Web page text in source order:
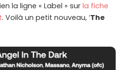
la ligne « Label » surla fiche
. Voilà un petit nouveau, ‘The